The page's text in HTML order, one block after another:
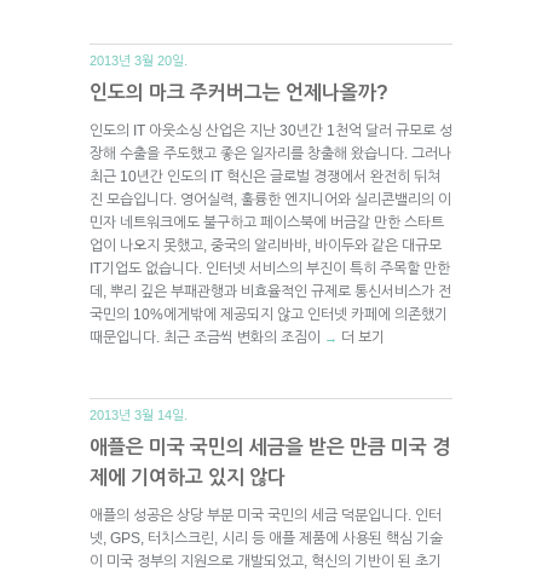
2013년 3월 20일.
인도의 마크 주커버그는 언제나올까?
인도의 IT 아웃소싱 산업은 지난 30년간 1천억 달러 규모로 성
장해 수출을 주도했고 좋은 일자리를 창출해 왔습니다. 그러나
최근 10년간 인도의 IT 혁신은 글로벌 경쟁에서 완전히 뒤쳐
진 모습입니다. 영어실력, 훌륭한 엔지니어와 실리콘밸리의 이
민자 네트워크에도 불구하고 페이스북에 버금갈 만한 스타트
업이 나오지 못했고, 중국의 알리바바, 바이두와 같은 대규모
IT기업도 없습니다. 인터넷 서비스의 부진이 특히 주목할 만한
데, 뿌리 깊은 부패관행과 비효율적인 규제로 통신서비스가 전
국민의 10%에게밖에 제공되지 않고 인터넷 카페에 의존했기
때문입니다. 최근 조금씩 변화의 조짐이
→ 더 보기
2013년 3월 14일.
애플은 미국 국민의 세금을 받은 만큼 미국 경
제에 기여하고 있지 않다
애플의 성공은 상당 부분 미국 국민의 세금 덕분입니다. 인터
넷, GPS, 터치스크린, 시리 등 애플 제품에 사용된 핵심 기술
이 미국 정부의 지원으로 개발되었고, 혁신의 기반이 된 초기